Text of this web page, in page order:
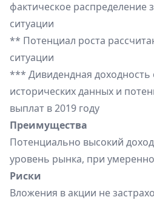
фактическое распределение
ситуации
** Потенциал роста
ситуации
*** Дивидендная доходность
исторических данных и
выплат в 2019 году
Преимущества
Потенциально высокий
уровень рынка, при
Риски
Вложения в акции не